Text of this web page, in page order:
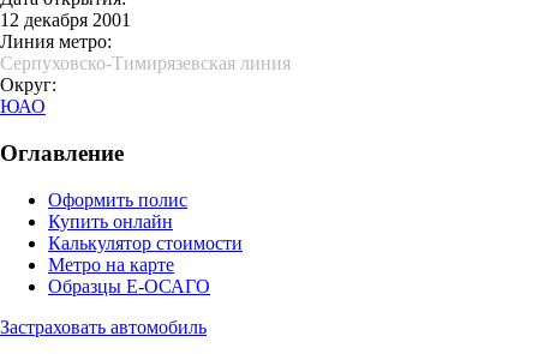
12 декабря 2001
Линия метро:
Серпуховско-Тимирязевская линия
Округ:
ЮАО
Оглавление
Оформить полис
Купить онлайн
Калькулятор стоимости
Метро на карте
Образцы Е-ОСАГО
Застраховать автомобиль